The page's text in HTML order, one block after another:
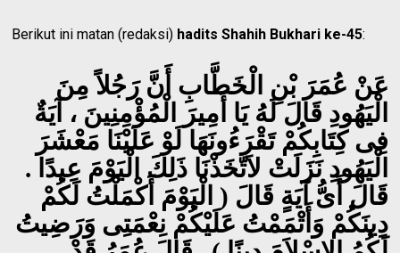
Berikut ini matan (redaksi) hadits Shahih Bukhari ke-45:
عَنْ عُمَرَ بْنِ الْخَطَّابِ أَنَّ رَجُلاً مِنَ
الْيَهُودِ قَالَ لَهُ يَا أَمِيرَ الْمُؤْمِنِينَ ، آيَةٌ
فِى كِتَابِكُمْ تَقْرَءُونَهَا لَوْ عَلَيْنَا مَعْشَرَ
الْيَهُودِ نَزَلَتْ لاَتَّخَذْنَا ذَلِكَ الْيَوْمَ عِيدًا .
قَالَ أَىُّ آيَةٍ قَالَ ( الْيَوْمَ أَكْمَلْتُ لَكُمْ
دِينَكُمْ وَأَتْمَمْتُ عَلَيْكُمْ نِعْمَتِى وَرَضِيتُ